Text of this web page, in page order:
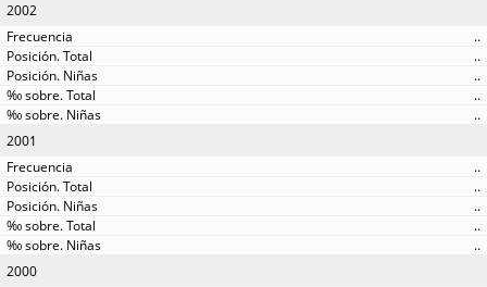
2002
..
..
..
..
..
2001
..
..
..
..
..
2000